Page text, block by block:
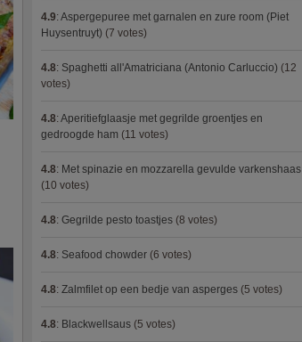
4.9: Aspergepuree met garnalen en zure room (Piet
Huysentruyt) (7 votes)
4.8: Spaghetti all'Amatriciana (Antonio Carluccio) (12
votes)
4.8: Aperitiefglaasje met gegrilde groentjes en
gedroogde ham (11 votes)
4.8: Met spinazie en mozzarella gevulde varkenshaas
(10 votes)
4.8: Gegrilde pesto toastjes (8 votes)
4.8: Seafood chowder (6 votes)
4.8: Zalmfilet op een bedje van asperges (5 votes)
4.8: Blackwellsaus (5 votes)